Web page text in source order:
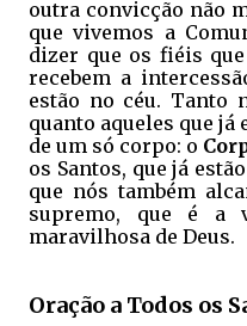
outra convicção não
que vivemos a
dizer que os fiéis
recebem a
estão no céu. Tanto
quanto aqueles que já
de um só corpo: o
os Santos, que já
que nós também
supremo, que é a
maravilhosa de Deus.
Oração a Todos os